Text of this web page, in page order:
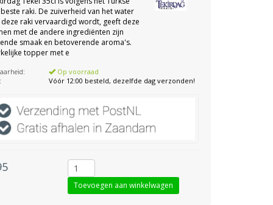
raki. De zuiverheid van het water
raki vervaardigd wordt, geeft deze
met de andere ingrediënten zijn
smaak en betoverende aroma's.
topper met e
Op voorraad
Vóór 12:00 besteld, dezelfde dag verzonden!